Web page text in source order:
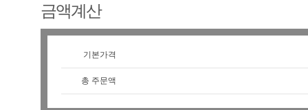
금액계산
기본가격
총 주문액